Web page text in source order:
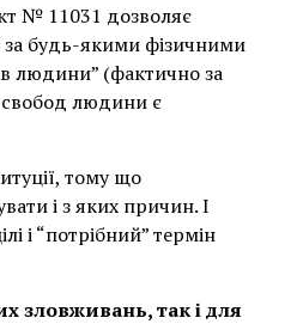
№ 11031 дозволяє
за будь-якими фізичними
людини” (фактично за
свобод людини є
тому що
і з яких причин. І
і “потрібний” термін
зловживань, так і для